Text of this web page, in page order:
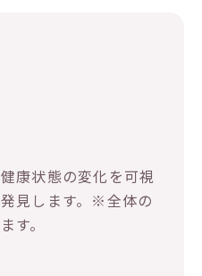
康状態の変化を可視
見します。※全体の
す。